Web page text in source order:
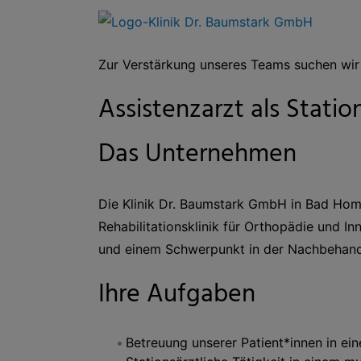
Zur Verstärkung unseres Teams suchen
Assistenzarzt als
Das Unternehmen
Die Klinik Dr. Baumstark GmbH in Bad
Rehabilitationsklinik für Orthopädie und
und einem Schwerpunkt in der
Ihre Aufgaben
Betreuung unserer Patient*innen in